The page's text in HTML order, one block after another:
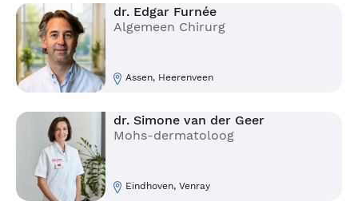
dr. Edgar Furnée
Algemeen Chirurg
Assen, Heerenveen
dr. Simone van der Geer
Mohs-dermatoloog
Eindhoven, Venray